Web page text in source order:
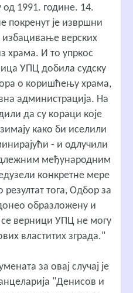
од 1991. године. 14.
покренут је извршни
избацивање верских
храма. И то упркос
УПЦ добила судску
о коришћењу храма,
администрација. На
да су кораци које
како би иселили
- и одлучили
међународним
конкретне мере
тога, Одбор за
образложену и
се верници УПЦ не могу
властитих зграда."
за овај случај је
"Денисов и